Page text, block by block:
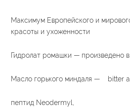
Максимум Европейского и
красоты и ухоженности
Гидролат ромашки — произведено
Масло горького миндаля — bitter
пептид Neodermyl,